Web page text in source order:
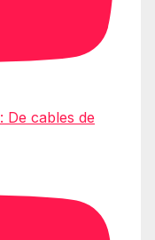
De cables de